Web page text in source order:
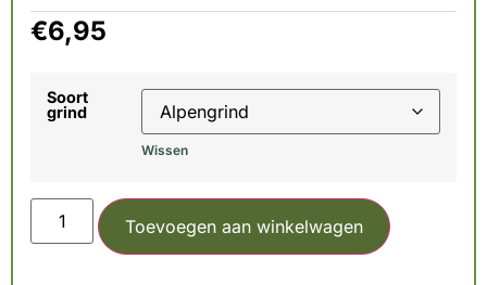
€6,95
Soort
grind
Wissen
Toevoegen aan winkelwagen